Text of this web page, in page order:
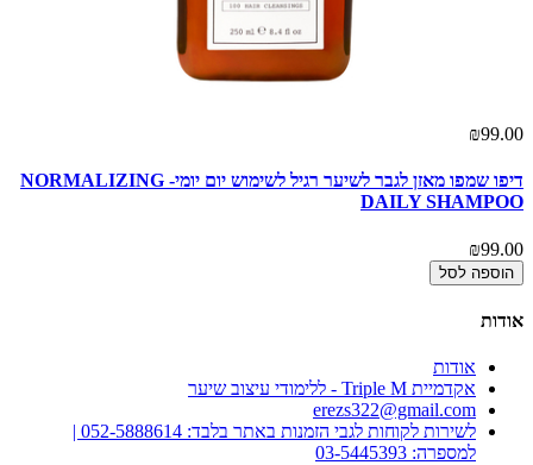
₪99.00
דיפו שמפו מאזן לגבר לשיער רגיל לשימוש יום יומי- NORMALIZING
DAILY SHAMPOO
₪99.00
הוספה לסל
אודות
אודות
אקדמיית Triple M - ללימודי עיצוב שיער
erezs322@gmail.com
לשירות לקוחות לגבי הזמנות באתר בלבד: 052-5888614 |
למספרה: 03-5445393